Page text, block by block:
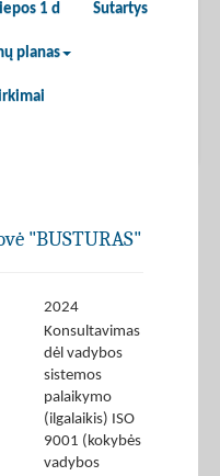
1 d Sutartys
planas
"BUSTURAS"
2024
Konsultavimas
dėl vadybos
sistemos
palaikymo
(ilgalaikis) ISO
9001 (kokybės
vadybos